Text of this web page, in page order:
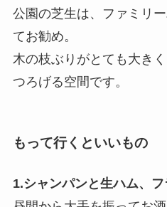
公園の芝生は、ファミリ
てお勧め。
木の枝ぶりがとても大き
つろげる空間です。
もって行くといいもの
1.シャンパンと生ハム、